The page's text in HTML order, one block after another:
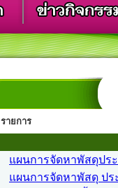
รายการ
แผนการจัดหาพัสดุปร
แผนการจัดหาพัสดุ ปร